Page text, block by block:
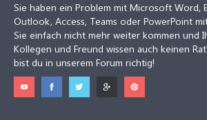
Sie haben ein Problem mit Microsoft Word,
Outlook, Access, Teams oder PowerPoint
Sie einfach nicht mehr weiter kommen und
Kollegen und Freund wissen auch keinen
bist du in unserem Forum richtig!